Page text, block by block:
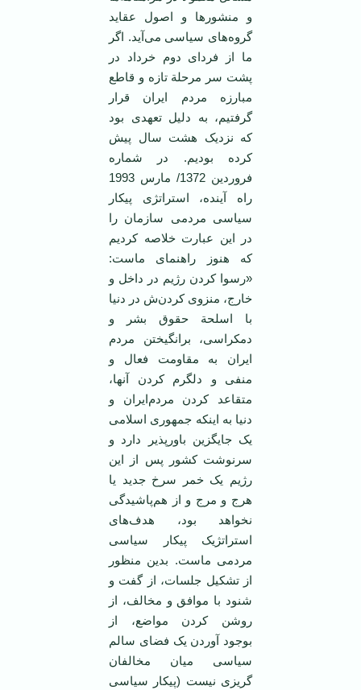
و منشورها و اصول عقاید
گروه‌های سیاسی می‌آید. اگر
ما از فردای دوم خرداد در
پشت سر مرحلة تازه و قاطع
مبارزه مردم ‌ایران قرار
گرفتیم، به دلیل تعهدی بود
که نزدیک هشت سال پیش
کرده بودیم. در شماره
فروردین 1372/ مارس 1993
راه ‌آینده، استراتژی پیکار
سیاسی مردمی ‌سازمان را
در ‌این عبارت خلاصه کردیم
که هنوز راهنمای ماست:
«رسوا کردن رژیم در داخل و
خارج، منزوی کردن‌ش در دنیا
با اسلحة حقوق بشر و
دمکراسی، برانگیختن مردم
‌ایران به مقاومت فعال و
منفی و دلگرم کردن آنها،
متقاعد کردن مردم‌ایران و
دنیا به ‌اینکه جمهوری اسلامی
‌یک جایگزین باورپذیر دارد و
سرنوشت کشور پس از ‌این
رژیم یک خمر سرخ جدید یا
هرج و مرج و از هم‌پاشیدگی
نخواهد بود، هدف‌های
استراتژیک پیکار سیاسی
مردمی ‌ماست. بدین منظور
از تشکیل جلسات، از گفت و
شنود با موافق و مخالف، از
روشن کردن مواضع، از
بوجود آوردن یک فضای سالم
سیاسی میان مخالفان
گریزی نیست (پیکار سیاسی